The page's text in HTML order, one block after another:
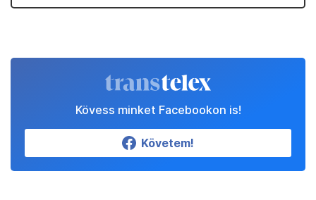
Kövess minket Facebookon is!
Követem!